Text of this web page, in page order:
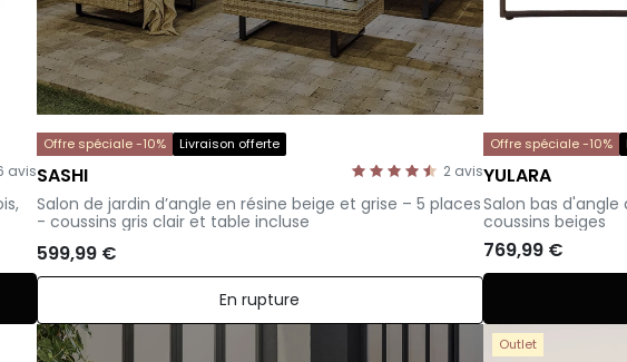
avis
Offre spéciale -10% Livraison offerte
2 avis
SASHI
–
Salon de jardin d’angle en résine beige et grise – 5 places
- coussins gris clair et table incluse
599,99 €
En rupture
Offre spéciale -10%
YULARA
-
Salon bas
coussins beiges
769,99 €
Outlet